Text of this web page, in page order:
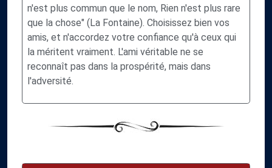
n'est plus commun que le nom, Rien n'est plus rare
que la chose" (La Fontaine). Choisissez bien vos
amis, et n'accordez votre confiance qu'à ceux qui
la méritent vraiment. L'ami véritable ne se
reconnaît pas dans la prospérité, mais dans
l'adversité.